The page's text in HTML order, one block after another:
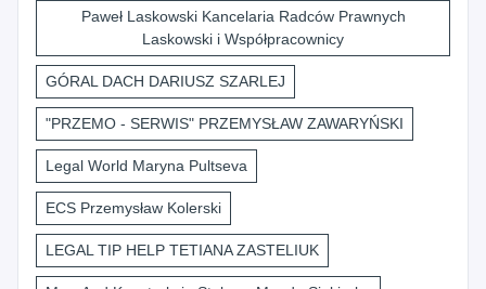
Paweł Laskowski Kancelaria Radców Prawnych
Laskowski i Współpracownicy
GÓRAL DACH DARIUSZ SZARLEJ
"PRZEMO - SERWIS" PRZEMYSŁAW ZAWARYŃSKI
Legal World Maryna Pultseva
ECS Przemysław Kolerski
LEGAL TIP HELP TETIANA ZASTELIUK